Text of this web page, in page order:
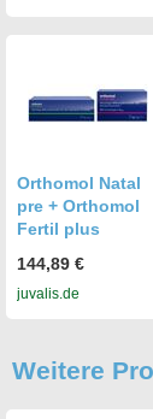
Orthomol Natal
pre + Orthomol
Fertil plus
144,89 €
juvalis.de
Weitere